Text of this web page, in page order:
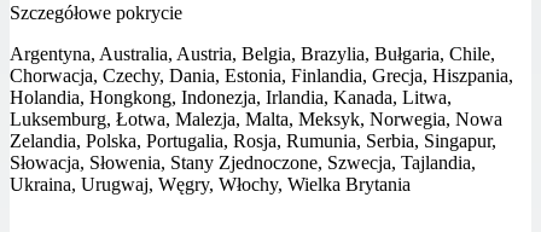
Szczegółowe pokrycie
Argentyna, Australia, Austria, Belgia, Brazylia, Bułgaria, Chile,
Chorwacja, Czechy, Dania, Estonia, Finlandia, Grecja, Hiszpania,
Holandia, Hongkong, Indonezja, Irlandia, Kanada, Litwa,
Luksemburg, Łotwa, Malezja, Malta, Meksyk, Norwegia, Nowa
Zelandia, Polska, Portugalia, Rosja, Rumunia, Serbia, Singapur,
Słowacja, Słowenia, Stany Zjednoczone, Szwecja, Tajlandia,
Ukraina, Urugwaj, Węgry, Włochy, Wielka Brytania